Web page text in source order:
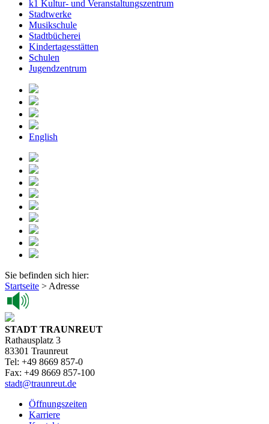
k1 Kultur- und Veranstaltungszentrum
Stadtwerke
Musikschule
Stadtbücherei
Kindertagesstätten
Schulen
Jugendzentrum
English
Sie befinden sich hier:
Startseite > Adresse
STADT TRAUNREUT
Rathausplatz 3
83301 Traunreut
Tel: +49 8669 857-0
Fax: +49 8669 857-100
stadt@traunreut.de
Öffnungszeiten
Karriere